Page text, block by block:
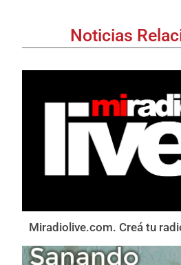
Noticias
Miradiolive.com. Creá tu